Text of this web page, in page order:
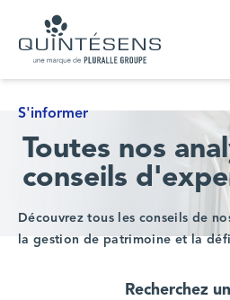
Home page
S'informer
Toutes nos
conseils
Découvrez tous les conseils de
la gestion de patrimoine et la
Recherchez